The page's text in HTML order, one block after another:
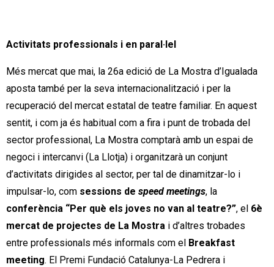
Activitats professionals i en paral·lel
Més mercat que mai, la 26a edició de La Mostra d’Igualada
aposta també per la seva internacionalització i per la
recuperació del mercat estatal de teatre familiar. En aquest
sentit, i com ja és habitual com a fira i punt de trobada del
sector professional, La Mostra comptarà amb un espai de
negoci i intercanvi (La Llotja) i organitzarà un conjunt
d’activitats dirigides al sector, per tal de dinamitzar-lo i
impulsar-lo, com sessions de speed meetings, la
conferència “Per què els joves no van al teatre?”, el 6è
mercat de projectes de La Mostra i d’altres trobades
entre professionals més informals com el Breakfast
meeting. El Premi Fundació Catalunya-La Pedrera i